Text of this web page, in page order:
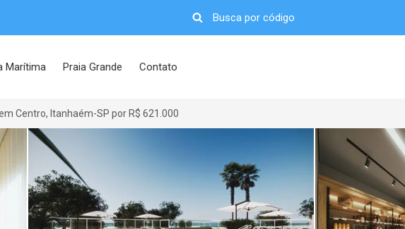
Marítima Praia Grande Contato
Centro, Itanhaém-SP por R$ 621.000